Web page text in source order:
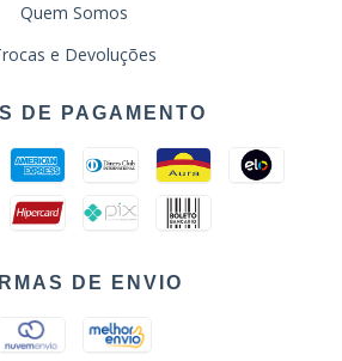
Quem Somos
e Devoluções
DE PAGAMENTO
DE ENVIO